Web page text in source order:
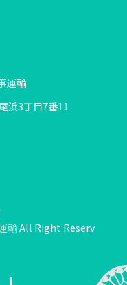
運輸
浜3丁目7番11
輸All Right Reserv